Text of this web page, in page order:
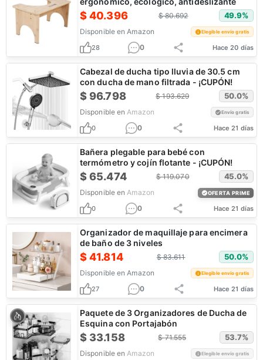
$40.396 $80.692 49.9%
Disponible en Amazon Elegible envío gratis
28 0 Hace 20 días
Cabezal de ducha tipo lluvia de 30.5 cm
con ducha de mano filtrada - ¡CUPÓN!
$ 96.798 $193.629 50.0%
Disponible en Amazon Envío gratis
0 0 Hace 21 días
Bañera plegable para bebé con
termómetro y cojín flotante - ¡CUPÓN!
$65.474 $119.070 45.0%
Disponible en Amazon OFERTA PRIME
0 0 Hace 21 días
Organizador de maquillaje para encimera
de baño de 3 niveles
$41.814 $83.611 50.0%
Disponible en Amazon Elegible envío gratis
27 0 Hace 21 días
Paquete de 3 Organizadores de Ducha de
Esquina con Portajabón
$ 33.158 $71.555 53.7%
Disponible en Amazon Elegible envío gratis